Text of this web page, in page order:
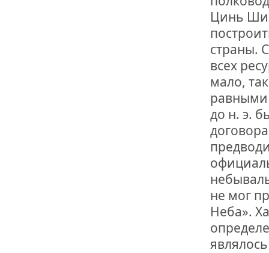
Цинь
страны.
всех
мало,
равными
до н. э.
не мог
Неба».